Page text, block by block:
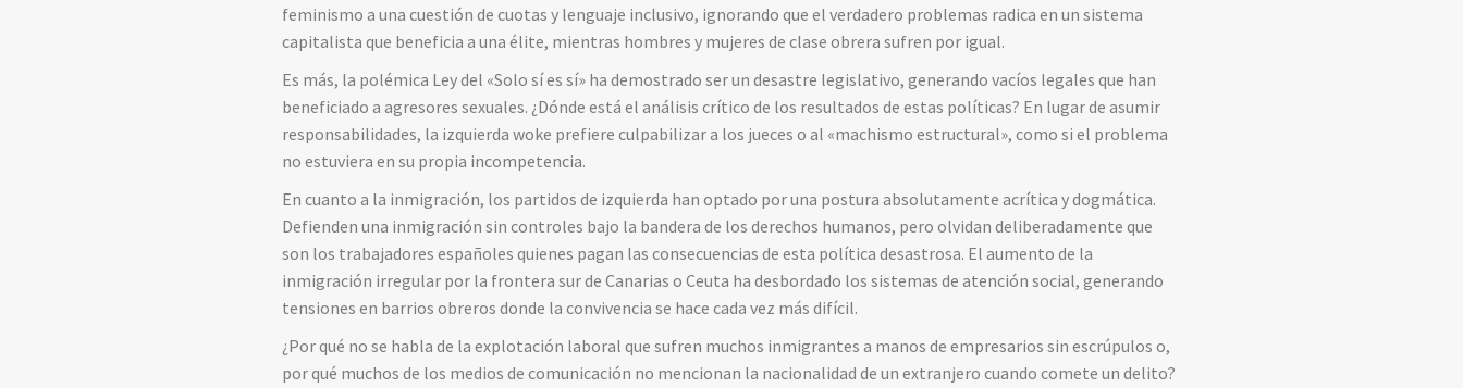
feminismo a una cuestión de cuotas y lenguaje inclusivo, ignorando que el verdadero problemas radica en un sistema
capitalista que beneficia a una élite, mientras hombres y mujeres de clase obrera sufren por igual.
Es más, la polémica Ley del «Solo sí es sí» ha demostrado ser un desastre legislativo, generando vacíos legales que han
beneficiado a agresores sexuales. ¿Dónde está el análisis crítico de los resultados de estas políticas? En lugar de asumir
responsabilidades, la izquierda woke prefiere culpabilizar a los jueces o al «machismo estructural», como si el problema
no estuviera en su propia incompetencia.
En cuanto a la inmigración, los partidos de izquierda han optado por una postura absolutamente acrítica y dogmática.
Defienden una inmigración sin controles bajo la bandera de los derechos humanos, pero olvidan deliberadamente que
son los trabajadores españoles quienes pagan las consecuencias de esta política desastrosa. El aumento de la
inmigración irregular por la frontera sur de Canarias o Ceuta ha desbordado los sistemas de atención social, generando
tensiones en barrios obreros donde la convivencia se hace cada vez más difícil.
¿Por qué no se habla de la explotación laboral que sufren muchos inmigrantes a manos de empresarios sin escrúpulos o,
por qué muchos de los medios de comunicación no mencionan la nacionalidad de un extranjero cuando comete un delito?